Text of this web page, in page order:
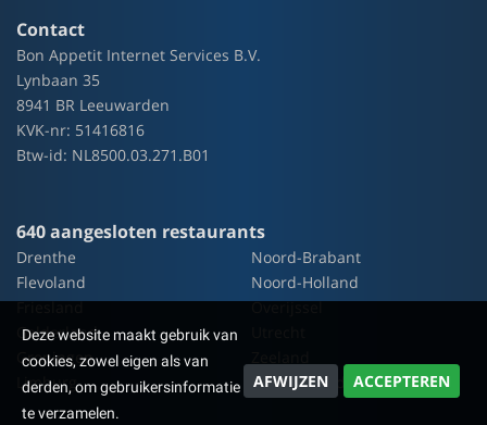
Deze website maakt gebruik van
cookies, zowel eigen als van
derden, om gebruikersinformatie
te verzamelen.
AFWIJZEN ACCEPTEREN
Contact
Bon Appetit Internet Services B.V.
Lynbaan 35
8941 BR Leeuwarden
KVK-nr: 51416816
Btw-id: NL8500.03.271.B01
640 aangesloten restaurants
Drenthe
Flevoland
Friesland
Gelderland
Groningen
Limburg
Noord-Brabant
Noord-Holland
Overijssel
Zuid-Holland